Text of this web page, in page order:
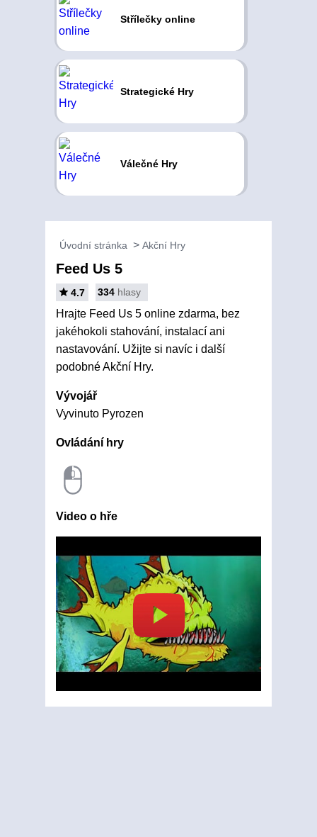
Střílečky online
Strategické Hry
Válečné Hry
Úvodní stránka Akční Hry
Feed Us 5
4.7 334 hlasy
Hrajte Feed Us 5 online zdarma, bez
jakéhokoli stahování, instalací ani
nastavování. Užijte si navíc i další
podobné Akční Hry.
Vývojář
Vyvinuto Pyrozen
Ovládání hry
Video o hře